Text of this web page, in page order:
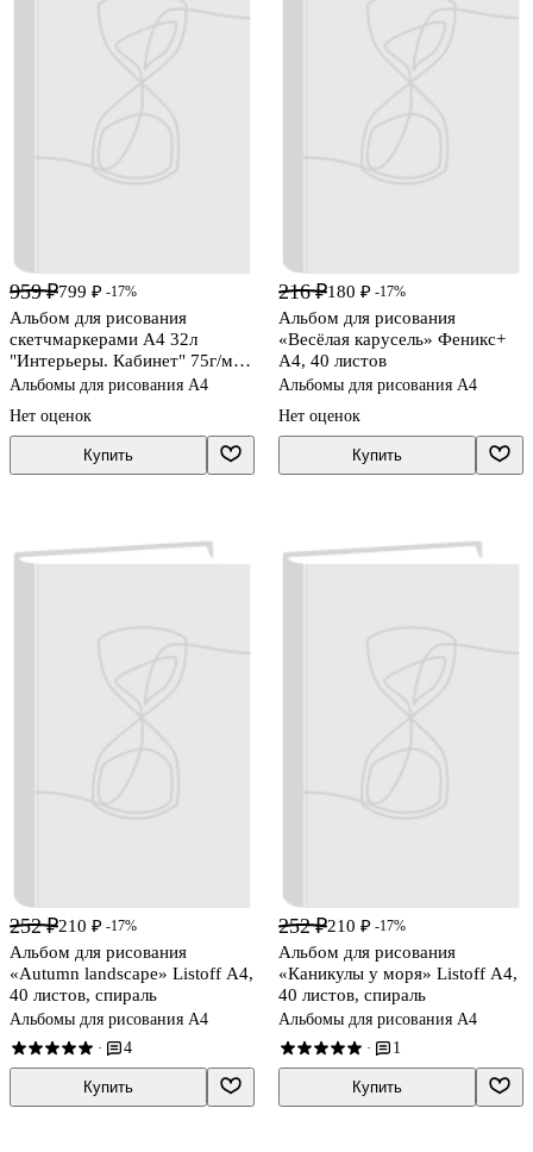
959 ₽799 ₽ -17%
Альбом для рисования
скетчмаркерами А4 32л
"Интерьеры. Кабинет" 75г/м2,
белая бумага, VISTA-ARTISTA
Альбомы для рисования А4
Нет оценок
Купить
216 ₽180 ₽ -17%
Альбом для рисования
«Весёлая карусель» Феникс+
А4, 40 листов
Альбомы для рисования А4
Нет оценок
Купить
252 ₽210 ₽ -17%
Альбом для рисования
«Autumn landscape» Listoff А4,
40 листов, спираль
Альбомы для рисования А4
· 4
Купить
252 ₽210 ₽ -17%
Альбом для рисования
«Каникулы у моря» Listoff А4,
40 листов, спираль
Альбомы для рисования А4
· 1
Купить